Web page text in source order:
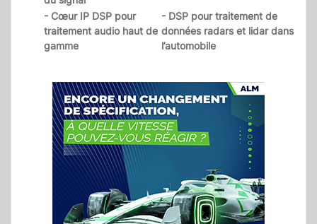
- Cœur IP DSP pour
traitement audio haut de
gamme
- DSP pour traitement de
données radars et lidar dans
l’automobile